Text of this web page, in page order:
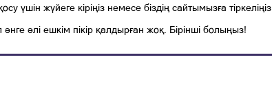
үшін жүйеге кіріңіз немесе біздің сайтымызға тіркеліңіз
әнге әлі ешкім пікір қалдырған жоқ. Бірінші болыңыз!